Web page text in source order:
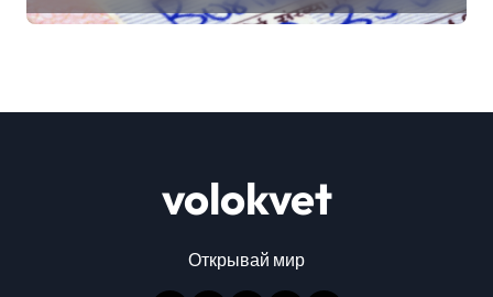
volokvet
Открывай мир